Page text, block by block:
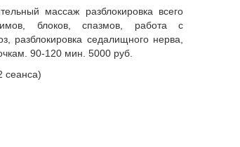
массаж разблокировка всего
блоков, спазмов, работа с
разблокировка седалищного нерва,
90-120 мин. 5000 руб.
сеанса)